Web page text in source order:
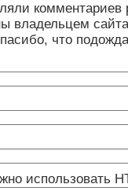
владельцем
что
использовать